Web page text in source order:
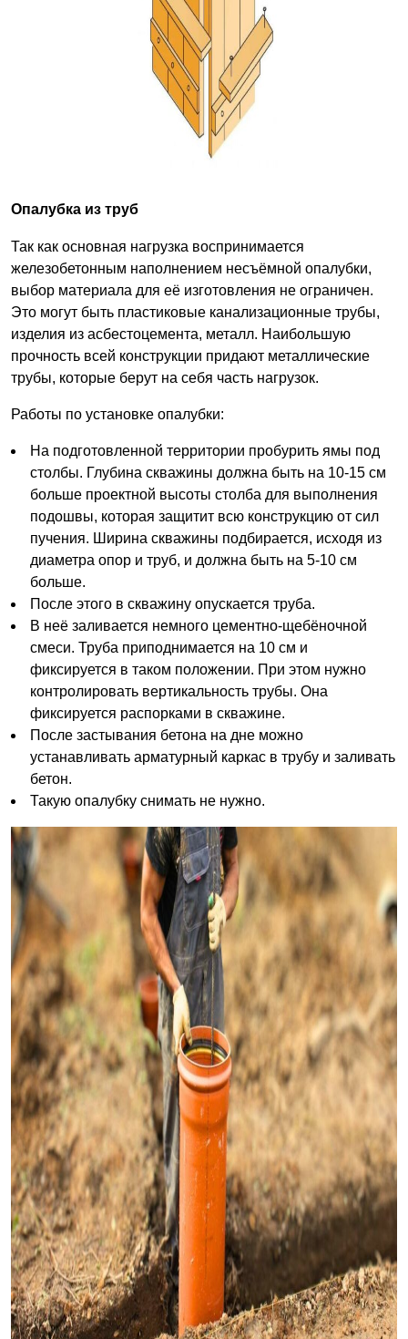
Опалубка из труб
Так как основная нагрузка воспринимается
железобетонным наполнением несъёмной опалубки,
выбор материала для её изготовления не ограничен.
Это могут быть пластиковые канализационные трубы,
изделия из асбестоцемента, металл. Наибольшую
прочность всей конструкции придают металлические
трубы, которые берут на себя часть нагрузок.
Работы по установке опалубки:
На подготовленной территории пробурить ямы под
столбы. Глубина скважины должна быть на 10-15 см
больше проектной высоты столба для выполнения
подошвы, которая защитит всю конструкцию от сил
пучения. Ширина скважины подбирается, исходя из
диаметра опор и труб, и должна быть на 5-10 см
больше.
После этого в скважину опускается труба.
В неё заливается немного цементно-щебёночной
смеси. Труба приподнимается на 10 см и
фиксируется в таком положении. При этом нужно
контролировать вертикальность трубы. Она
фиксируется распорками в скважине.
После застывания бетона на дне можно
устанавливать арматурный каркас в трубу и заливать
бетон.
Такую опалубку снимать не нужно.